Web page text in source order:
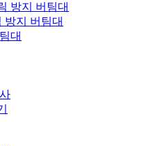
방지 버팀대
방지 버팀대
대